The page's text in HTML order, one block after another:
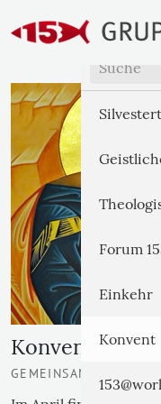
Konvent
GEMEINSAME ZEIT |
Termine
Arbeitszweige
Publikationen
Gruppe 153
Ansprechpartner
Links
Forum
Einkehr
Konvent